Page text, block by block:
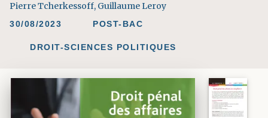
Pierre Tcherkessoff, Guillaume Leroy
30/08/2023 POST-BAC
DROIT-SCIENCES POLITIQUES